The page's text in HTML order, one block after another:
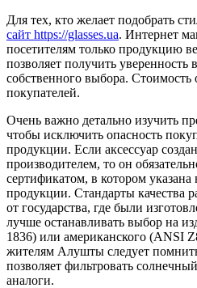
Для тех, кто желает подобрать
сайт https://glasses.ua. Интернет
посетителям только продукцию
позволяет получить уверенность
собственного выбора. Стоимость
покупателей.
Очень важно детально изучить
чтобы исключить опасность
продукции. Если аксессуар
производителем, то он
сертификатом, в котором
продукции. Стандарты качества
от государства, где были
лучше останавливать выбор на
1836) или американского (ANSI
жителям Алушты следует
позволяет фильтровать
аналоги.